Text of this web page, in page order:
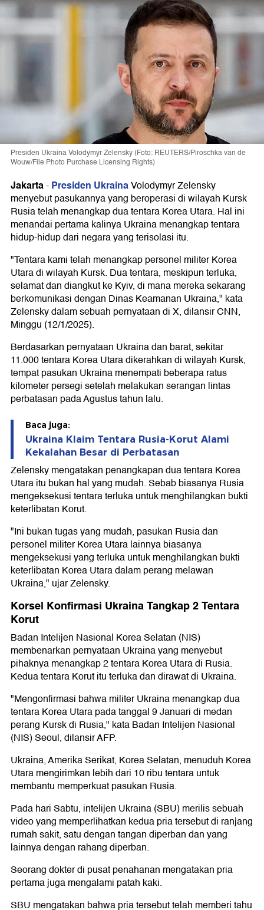
Presiden Ukraina Volodymyr Zelensky (Foto: REUTERS/Piroschka van de
Wouw/File Photo Purchase Licensing Rights)
Jakarta-Presiden UkrainaVolodymyr Zelensky
menyebut pasukannya yang beroperasi di wilayah Kursk
Rusia telah menangkap dua tentara Korea Utara. Hal ini
menandai pertama kalinya Ukraina menangkap tentara
hidup-hidup dari negara yang terisolasi itu.
"Tentara kami telah menangkap personel militer Korea
Utara di wilayah Kursk. Dua tentara, meskipun terluka,
selamat dan diangkut ke Kyiv, di mana mereka sekarang
berkomunikasi dengan Dinas Keamanan Ukraina," kata
Zelensky dalam sebuah pernyataan di X, dilansir CNN,
Minggu (12/1/2025).
Berdasarkan pernyataan Ukraina dan barat, sekitar
11.000 tentara Korea Utara dikerahkan di wilayah Kursk,
tempat pasukan Ukraina menempati beberapa ratus
kilometer persegi setelah melakukan serangan lintas
perbatasan pada Agustus tahun lalu.
Baca juga:
Ukraina Klaim Tentara Rusia-Korut Alami
Kekalahan Besar di Perbatasan
Zelensky mengatakan penangkapan dua tentara Korea
Utara itu bukan hal yang mudah. Sebab biasanya Rusia
mengeksekusi tentara terluka untuk menghilangkan bukti
keterlibatan Korut.
"Ini bukan tugas yang mudah, pasukan Rusia dan
personel militer Korea Utara lainnya biasanya
mengeksekusi yang terluka untuk menghilangkan bukti
keterlibatan Korea Utara dalam perang melawan
Ukraina," ujar Zelensky.
Korsel Konfirmasi Ukraina Tangkap 2 Tentara
Korut
Badan Intelijen Nasional Korea Selatan (NIS)
membenarkan pernyataan Ukraina yang menyebut
pihaknya menangkap 2 tentara Korea Utara di Rusia.
Kedua tentara Korut itu terluka dan dirawat di Ukraina.
"Mengonfirmasi bahwa militer Ukraina menangkap dua
tentara Korea Utara pada tanggal 9 Januari di medan
perang Kursk di Rusia," kata Badan Intelijen Nasional
(NIS) Seoul, dilansir AFP.
Ukraina, Amerika Serikat, Korea Selatan, menuduh Korea
Utara mengirimkan lebih dari 10 ribu tentara untuk
membantu memperkuat pasukan Rusia.
Pada hari Sabtu, intelijen Ukraina (SBU) merilis sebuah
video yang memperlihatkan kedua pria tersebut di ranjang
rumah sakit, satu dengan tangan diperban dan yang
lainnya dengan rahang diperban.
Seorang dokter di pusat penahanan mengatakan pria
pertama juga mengalami patah kaki.
SBU mengatakan bahwa pria tersebut telah memberi tahu